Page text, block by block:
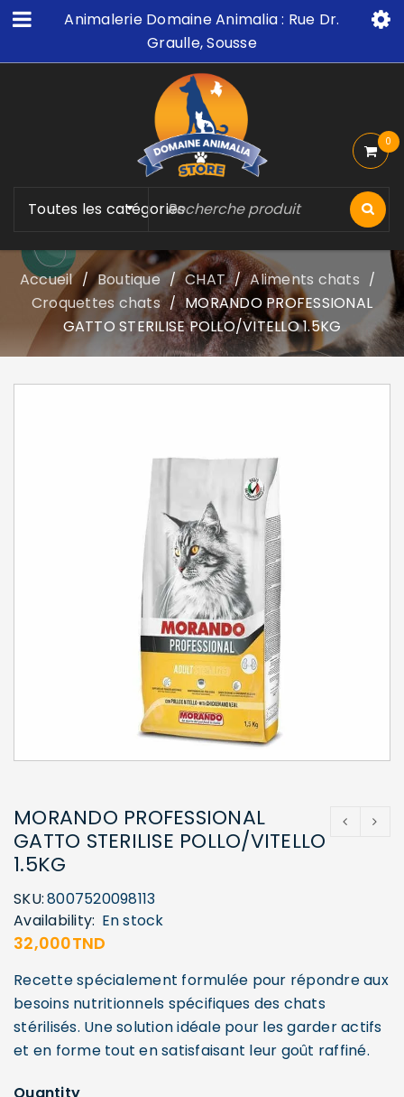
Animalerie Domaine Animalia : Rue Dr.
Graulle, Sousse
Toutes les catégories
0
Accueil / Boutique / CHAT / Aliments chats /
Croquettes chats / MORANDO PROFESSIONAL
GATTO STERILISE POLLO/VITELLO 1.5KG
MORANDO PROFESSIONAL
GATTO STERILISE POLLO/VITELLO
1.5KG
SKU:8007520098113
Availability: En stock
32,000TND
Recette spécialement formulée pour répondre aux
besoins nutritionnels spécifiques des chats
stérilisés. Une solution idéale pour les garder actifs
et en forme tout en satisfaisant leur goût raffiné.